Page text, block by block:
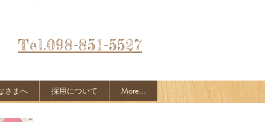
Tel.098-851-5527
さまへ 採用について More...